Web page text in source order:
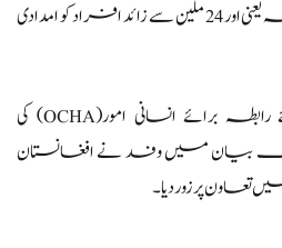
آبادی کا تقریباً 59 فیصد حصہ یعنی اور 24 ملین سے زائد افراد کو امدادی
اقوام متحدہ کے دفتر برائے رابطہ برائے انسانی امور(OCHA) کی
میں وفد نے افغانستان
تعاون پر زور دیا۔